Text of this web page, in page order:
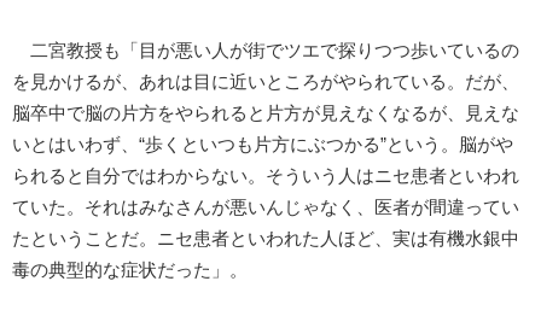
二宮教授も「目が悪い人が街でツエで探りつつ歩いているの
を見かけるが、あれは目に近いところがやられている。だが、
脳卒中で脳の片方をやられると片方が見えなくなるが、見えな
いとはいわず、“歩くといつも片方にぶつかる”という。脳がや
られると自分ではわからない。そういう人はニセ患者といわれ
ていた。それはみなさんが悪いんじゃなく、医者が間違ってい
たということだ。ニセ患者といわれた人ほど、実は有機水銀中
毒の典型的な症状だった」。